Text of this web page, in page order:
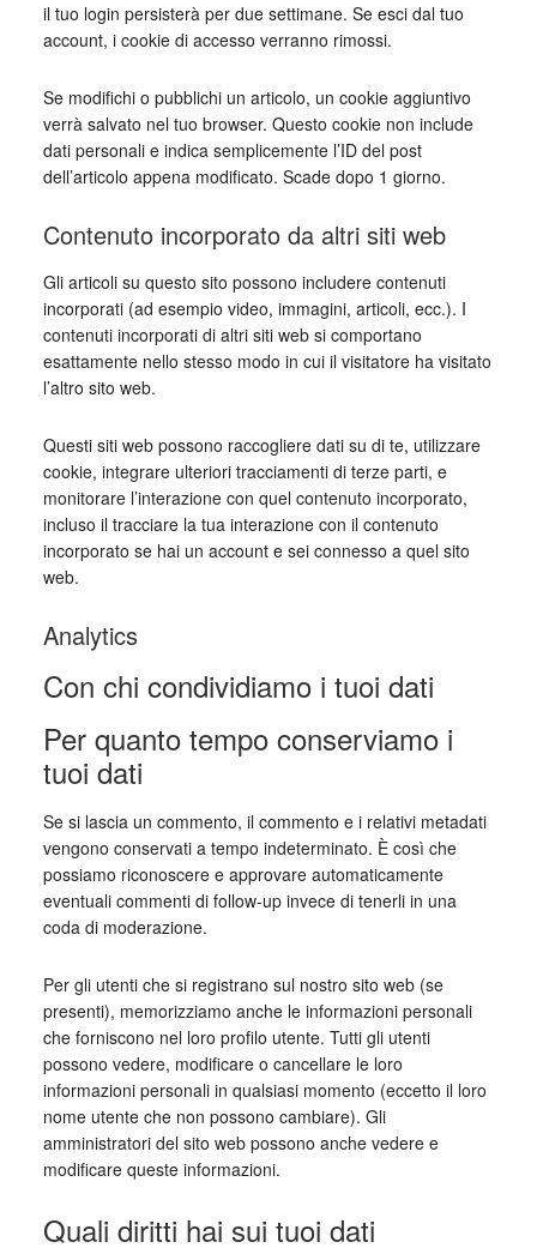
il tuo login persisterà per due settimane. Se esci dal tuo
account, i cookie di accesso verranno rimossi.
Se modifichi o pubblichi un articolo, un cookie aggiuntivo
verrà salvato nel tuo browser. Questo cookie non include
dati personali e indica semplicemente l’ID del post
dell’articolo appena modificato. Scade dopo 1 giorno.
Contenuto incorporato da altri siti web
Gli articoli su questo sito possono includere contenuti
incorporati (ad esempio video, immagini, articoli, ecc.). I
contenuti incorporati di altri siti web si comportano
esattamente nello stesso modo in cui il visitatore ha visitato
l’altro sito web.
Questi siti web possono raccogliere dati su di te, utilizzare
cookie, integrare ulteriori tracciamenti di terze parti, e
monitorare l’interazione con quel contenuto incorporato,
incluso il tracciare la tua interazione con il contenuto
incorporato se hai un account e sei connesso a quel sito
web.
Analytics
Con chi condividiamo i tuoi dati
Per quanto tempo conserviamo i
tuoi dati
Se si lascia un commento, il commento e i relativi metadati
vengono conservati a tempo indeterminato. È così che
possiamo riconoscere e approvare automaticamente
eventuali commenti di follow-up invece di tenerli in una
coda di moderazione.
Per gli utenti che si registrano sul nostro sito web (se
presenti), memorizziamo anche le informazioni personali
che forniscono nel loro profilo utente. Tutti gli utenti
possono vedere, modificare o cancellare le loro
informazioni personali in qualsiasi momento (eccetto il loro
nome utente che non possono cambiare). Gli
amministratori del sito web possono anche vedere e
modificare queste informazioni.
Quali diritti hai sui tuoi dati